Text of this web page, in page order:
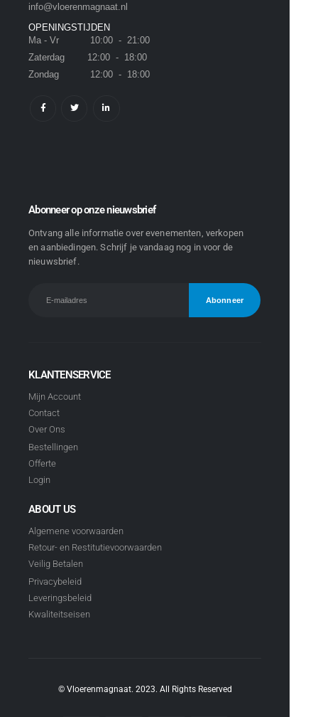
info@vloerenmagnaat.nl
OPENINGSTIJDEN
Ma - Vr 10:00 - 21:00
Zaterdag 12:00 - 18:00
Zondag 12:00 - 18:00
Abonneer op onze nieuwsbrief
Ontvang alle informatie over evenementen, verkopen
en aanbiedingen. Schrijf je vandaag nog in voor de
nieuwsbrief.
KLANTENSERVICE
Mijn Account
Contact
Over Ons
Bestellingen
Offerte
Login
ABOUT US
Algemene voorwaarden
Retour- en Restitutievoorwaarden
Veilig Betalen
Privacybeleid
Leveringsbeleid
Kwaliteitseisen
© Vloerenmagnaat. 2023. All Rights Reserved